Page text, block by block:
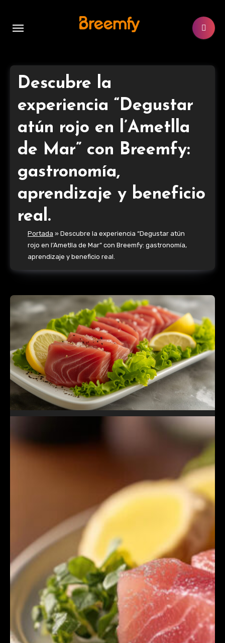
contenido
Descubre la
experiencia “Degustar
atún rojo en l’Ametlla
de Mar” con Breemfy:
gastronomía,
aprendizaje y beneficio
real.
Portada » Descubre la experiencia “Degustar atún
rojo en l’Ametlla de Mar” con Breemfy: gastronomía,
aprendizaje y beneficio real.